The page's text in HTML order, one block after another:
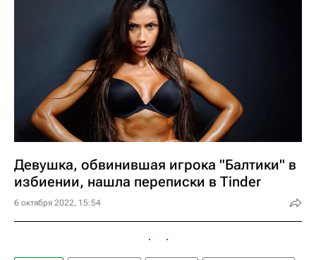
Девушка, обвинившая игрока "Балтики" в
избиении, нашла переписки в Tinder
6 октября 2022, 15:54